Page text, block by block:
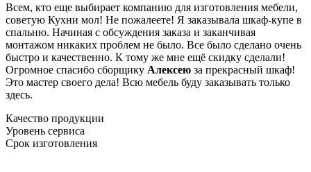
Всем, кто еще выбирает компанию для изготовления мебели,
советую Кухни мол! Не пожалеете! Я заказывала шкаф-купе в
спальню. Начиная с обсуждения заказа и заканчивая
монтажом никаких проблем не было. Все было сделано очень
быстро и качественно. К тому же мне ещё скидку сделали!
Огромное спасибо сборщику Алексею за прекрасный шкаф!
Это мастер своего дела! Всю мебель буду заказывать только
здесь.
Качество продукции
Уровень сервиса
Срок изготовления